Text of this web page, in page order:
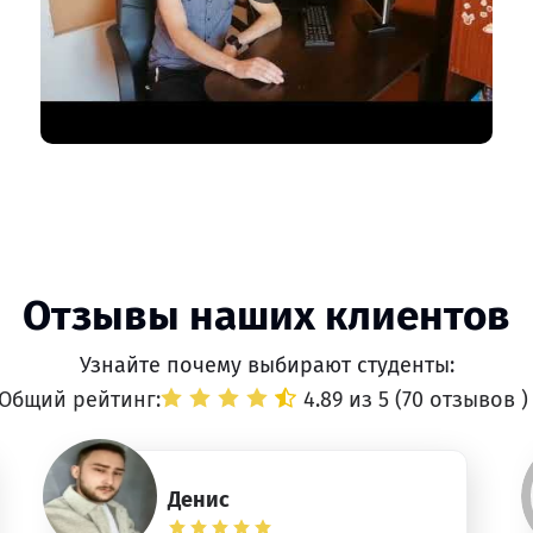
Отзывы наших клиентов
Узнайте почему выбирают студенты:
рейтинг:
4.89 из 5 (70 отзывов )
Денис